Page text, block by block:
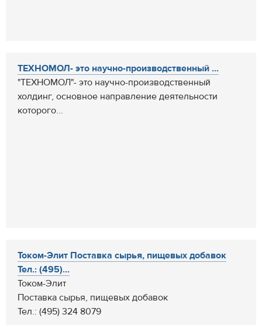
ТЕХНОМОЛ- это научно-производственный ...
"ТЕХНОМОЛ"- это научно-производственный
холдинг, основное направление деятельности
которого...
Током-Элит Поставка сырья, пищевых добавок
Тел.: (495)...
Током-Элит
Поставка сырья, пищевых добавок
Тел.: (495) 324 8079